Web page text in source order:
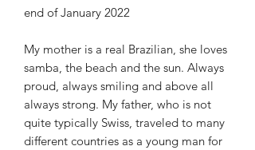
end of January 2022
My mother is a real Brazilian, she loves
samba, the beach and the sun. Always
proud, always smiling and above all
always strong. My father, who is not
quite typically Swiss, traveled to many
different countries as a young man for